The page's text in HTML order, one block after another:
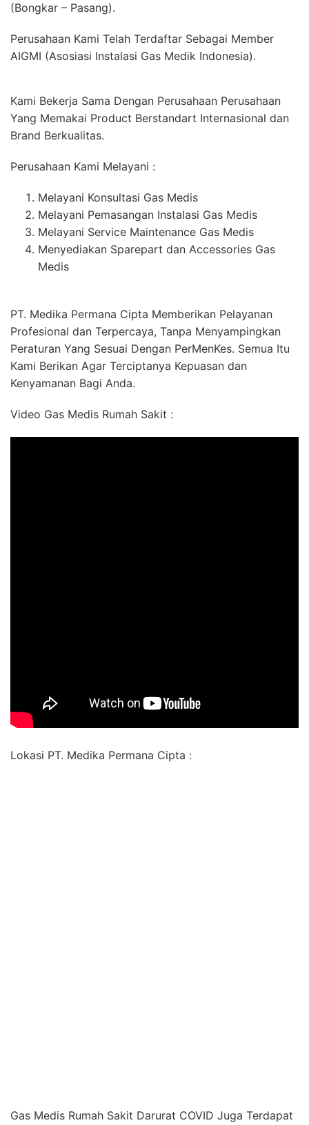
(Bongkar – Pasang).
Perusahaan Kami Telah Terdaftar Sebagai Member
AIGMI (Asosiasi Instalasi Gas Medik Indonesia).
Kami Bekerja Sama Dengan Perusahaan Perusahaan
Yang Memakai Product Berstandart Internasional dan
Brand Berkualitas.
Perusahaan Kami Melayani :
Melayani Konsultasi Gas Medis
Melayani Pemasangan Instalasi Gas Medis
Melayani Service Maintenance Gas Medis
Menyediakan Sparepart dan Accessories Gas
Medis
PT. Medika Permana Cipta Memberikan Pelayanan
Profesional dan Terpercaya, Tanpa Menyampingkan
Peraturan Yang Sesuai Dengan PerMenKes. Semua Itu
Kami Berikan Agar Terciptanya Kepuasan dan
Kenyamanan Bagi Anda.
Video Gas Medis Rumah Sakit :
Lokasi PT. Medika Permana Cipta :
Gas Medis Rumah Sakit Darurat COVID Juga Terdapat